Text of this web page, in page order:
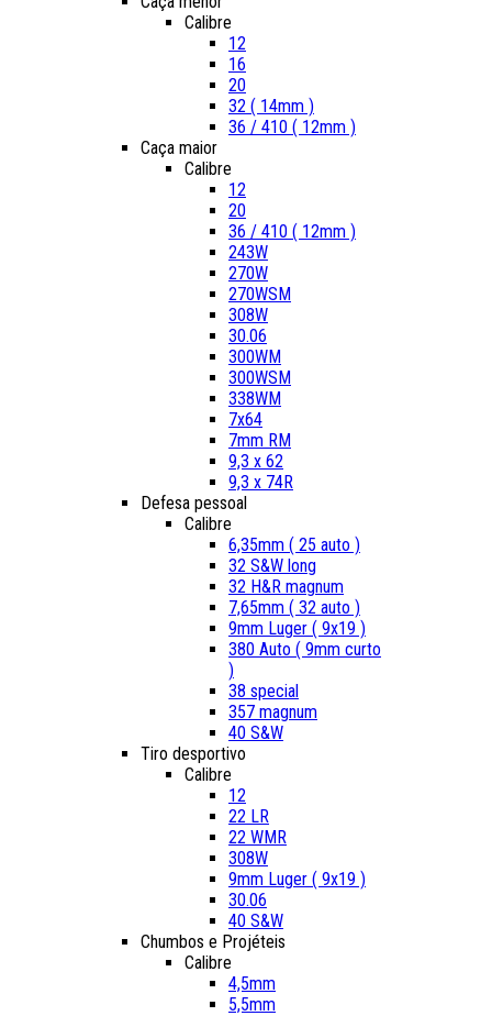
Calibre
12
16
20
32 ( 14mm )
36 / 410 ( 12mm )
Caça maior
Calibre
12
20
36 / 410 ( 12mm )
243W
270W
270WSM
308W
30.06
300WM
300WSM
338WM
7x64
7mm RM
9,3 x 62
9,3 x 74R
Defesa pessoal
Calibre
6,35mm ( 25 auto )
32 S&W long
32 H&R magnum
7,65mm ( 32 auto )
9mm Luger ( 9x19 )
380 Auto ( 9mm curto
)
38 special
357 magnum
40 S&W
Tiro desportivo
Calibre
12
22 LR
22 WMR
308W
9mm Luger ( 9x19 )
30.06
40 S&W
Chumbos e Projéteis
Calibre
4,5mm
5,5mm